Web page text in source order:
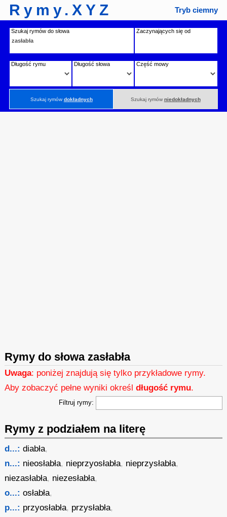
Rymy.XYZ Tryb ciemny
Szukaj rymów do słowa Zaczynających się od
Długość rymu Długość słowa Część mowy
Szukaj rymówdokładnych Szukaj rymów niedokładnych
Rymy do słowa zasłabła
Uwaga: poniżej znajdują się tylko przykładowe rymy.
Aby zobaczyć pełne wyniki określdługość rymu.
Filtruj rymy:
Rymy z podziałem na literę
d...: diabła,
n...: nieosłabła, nieprzyosłabła, nieprzysłabła,
niezasłabła, niezesłabła,
o...: osłabła,
p...: przyosłabła, przysłabła,